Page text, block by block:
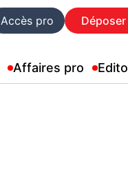
Accès pro Déposer
Affaires pro Edito